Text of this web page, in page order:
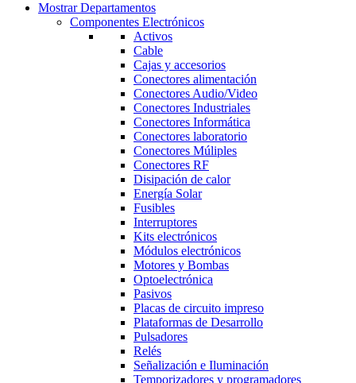
Mostrar Departamentos
Componentes Electrónicos
Activos
Cable
Cajas y accesorios
Conectores alimentación
Conectores Audio/Video
Conectores Industriales
Conectores Informática
Conectores laboratorio
Conectores Múliples
Conectores RF
Disipación de calor
Energía Solar
Fusibles
Interruptores
Kits electrónicos
Módulos electrónicos
Motores y Bombas
Optoelectrónica
Pasivos
Placas de circuito impreso
Plataformas de Desarrollo
Pulsadores
Relés
Señalización e Iluminación
Temporizadores y programadores